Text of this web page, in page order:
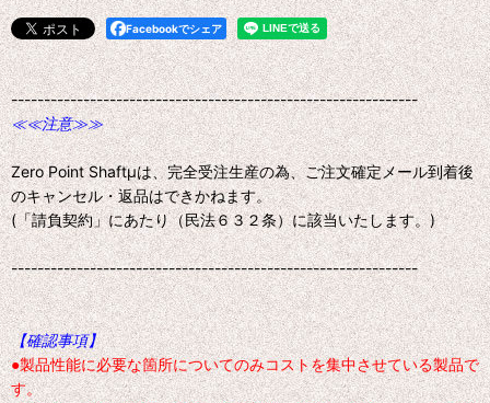
Facebookでシェア
--------------------------------------------------------------
≪≪注意≫≫
Zero Point Shaftμは、完全受注生産の為、ご注文確定メール到着後
のキャンセル・返品はできかねます。
(「請負契約」にあたり（民法６３２条）に該当いたします。)
--------------------------------------------------------------
【確認事項】
●製品性能に必要な箇所についてのみコストを集中させている製品で
す。